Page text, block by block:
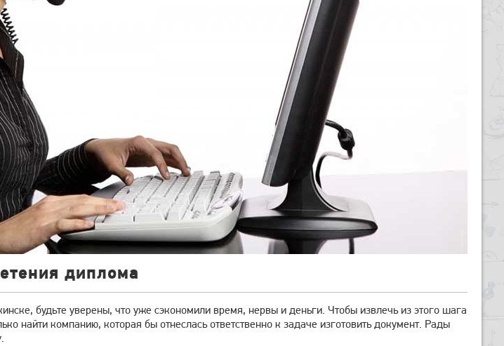
диплома
будьте уверены, что уже сэкономили время, нервы и деньги. Чтобы извлечь из этого шага
найти компанию, которая бы отнеслась ответственно к задаче изготовить документ. Рады